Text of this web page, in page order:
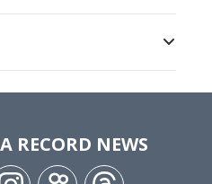
RECORD NEWS